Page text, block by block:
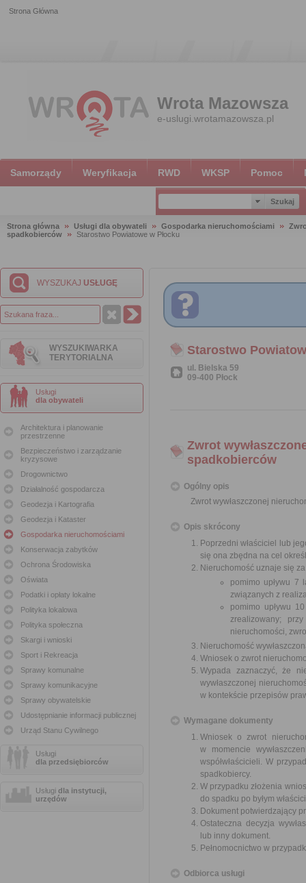
Strona Główna
Wrota Mazowsza
e-uslugi.wrotamazowsza.pl
Samorządy Weryfikacja RWD WKSP Pomoc
Strona główna Usługi dla obywateli Gospodarka nieruchomościami
spadkobierców
Starostwo Powiatowe w Płocku
WYSZUKAJ USŁUGĘ
WYSZUKIWARKA
TERYTORIALNA
Usługi
dla obywateli
Architektura i planowanie
przestrzenne
Bezpieczeństwo i zarządzanie
kryzysowe
Drogownictwo
Działalność gospodarcza
Geodezja i Kartografia
Geodezja i Kataster
Gospodarka nieruchomościami
Konserwacja zabytków
Ochrona Środowiska
Oświata
Podatki i opłaty lokalne
Polityka lokalowa
Polityka społeczna
Skargi i wnioski
Sport i Rekreacja
Sprawy komunalne
Sprawy komunikacyjne
Sprawy obywatelskie
Udostępnianie informacji publicznej
Urząd Stanu Cywilnego
Usługi
dla przedsiębiorców
Usługi dla instytucji,
urzędów
Starostwo
ul. Bielska 59
09-400 Płock
Zwrot
spadkobierców
Ogólny opis
Zwrot wywłaszczonej
Opis skrócony
Poprzedni właściciel lub
się ona zbędna na cel
Nieruchomość uznaje się
pomimo upływu 7
związanych z
pomimo upływu
zrealizowany;
nieruchomości,
Nieruchomość
Wniosek o zwrot
Wypada zaznaczyć, że
wywłaszczonej
w kontekście przepisów
Wymagane dokumenty
Wniosek o zwrot
w momencie
współwłaścicieli. W
spadkobiercy.
W przypadku złożenia
do spadku po byłym
Dokument potwierdzający
Ostateczna decyzja
lub inny dokument.
Pełnomocnictwo w
Odbiorca usługi